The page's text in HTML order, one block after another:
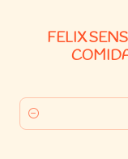
FELIX
Cantidad